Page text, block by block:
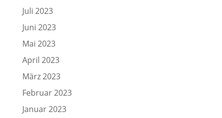
Juli 2023
Juni 2023
Mai 2023
April 2023
März 2023
Februar 2023
Januar 2023